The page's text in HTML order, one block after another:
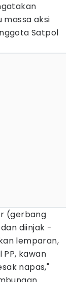
aksi
Satpol
(gerbang
diinjak -
lemparan,
kawan
napas,"